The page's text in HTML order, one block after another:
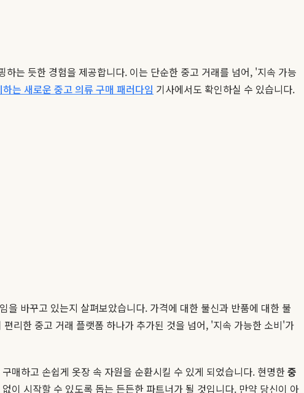
는 듯한 경험을 제공합니다. 이는 단순한 중고 거래를 넘어, '지속 가능
는 새로운 중고 의류 구매 패러다임 기사에서도 확인하실 수 있습니다.
을 바꾸고 있는지 살펴보았습니다. 가격에 대한 불신과 반품에 대한 불
리한 중고 거래 플랫폼 하나가 추가된 것을 넘어, '지속 가능한 소비'가
매하고 손쉽게 옷장 속 자원을 순환시킬 수 있게 되었습니다. 현명한중
이 시작할 수 있도록 돕는 든든한 파트너가 될 것입니다. 만약 당신이 아